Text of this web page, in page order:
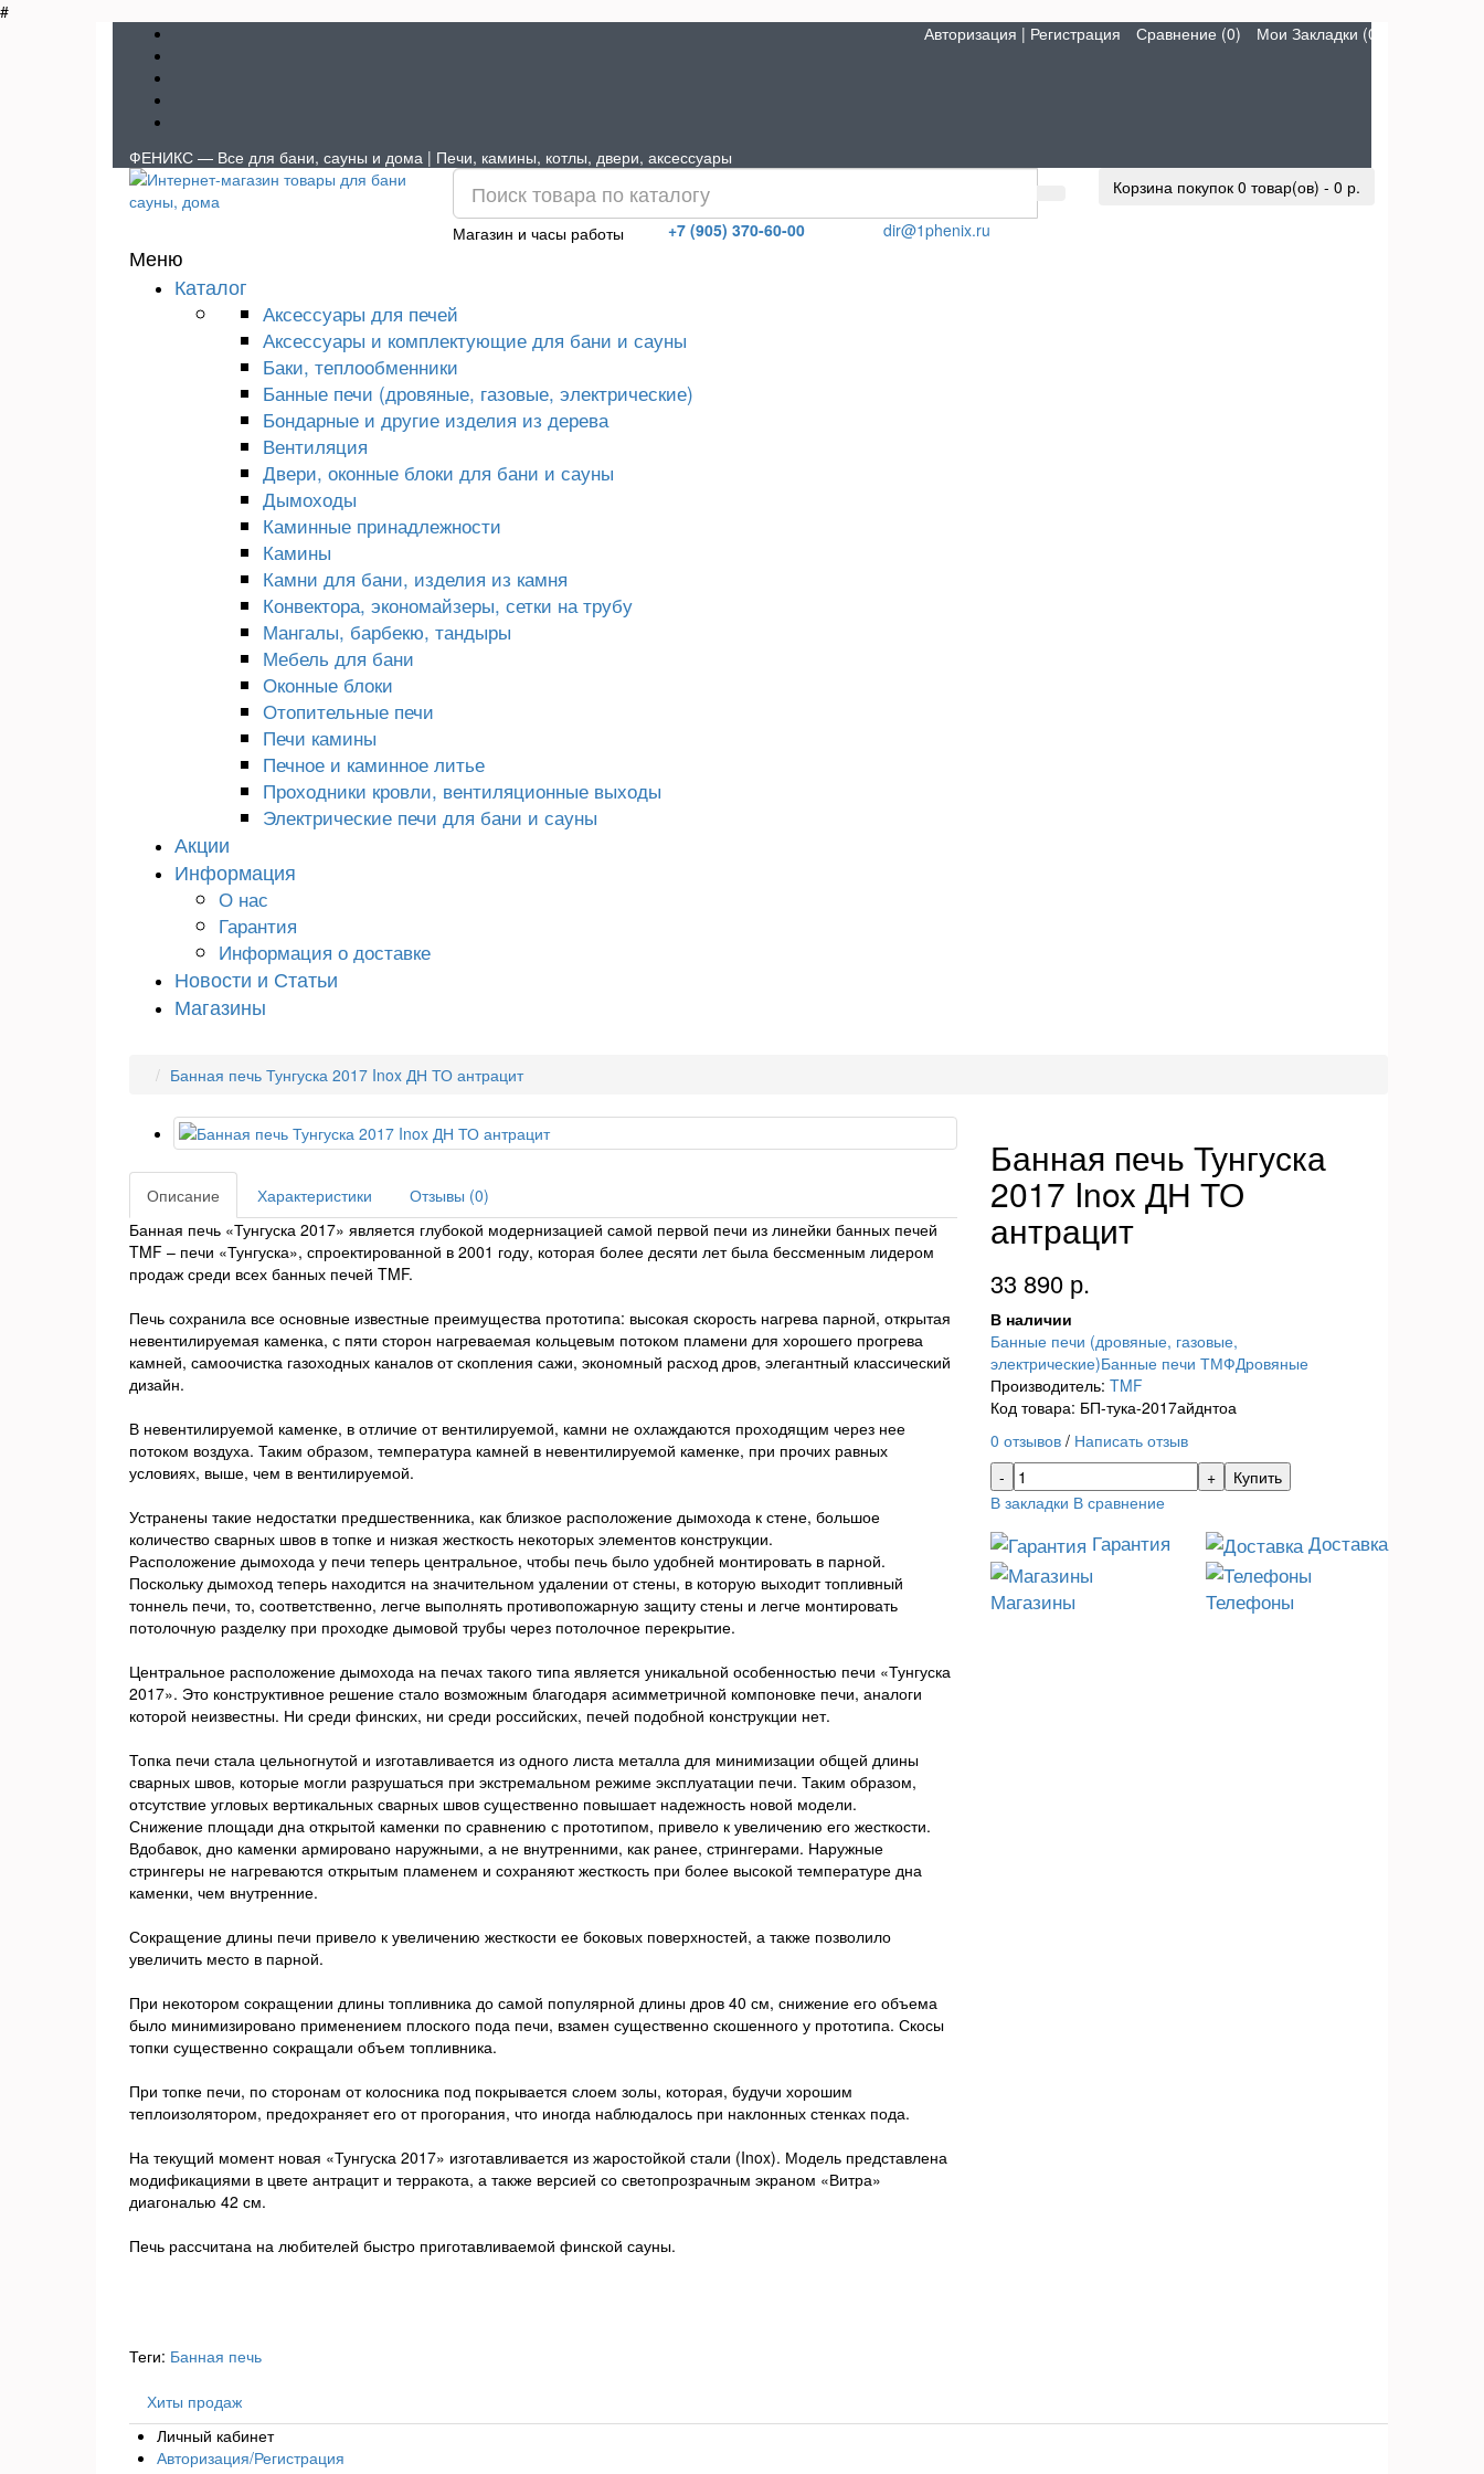
#
ФЕНИКС — Все для бани, сауны и дома | Печи, камины, котлы, двери, аксессуары
Авторизация | Регистрация Сравнение (0) Мои Закладки (0)
Магазин и часы работы +7 (905) 370-60-00 dir@1phenix.ru
Корзина покупок 0 товар(ов) - 0 р.
Меню
Каталог
Аксессуары для печей
Аксессуары и комплектующие для бани и сауны
Баки, теплообменники
Банные печи (дровяные, газовые, электрические)
Бондарные и другие изделия из дерева
Вентиляция
Двери, оконные блоки для бани и сауны
Дымоходы
Каминные принадлежности
Камины
Камни для бани, изделия из камня
Конвектора, экономайзеры, сетки на трубу
Мангалы, барбекю, тандыры
Мебель для бани
Оконные блоки
Отопительные печи
Печи камины
Печное и каминное литье
Проходники кровли, вeнтиляционные выходы
Электрические печи для бани и сауны
Акции
Информация
О нас
Гарантия
Информация о доставке
Новости и Статьи
Магазины
Банная печь Тунгуска 2017 Inox ДН ТО антрацит
Описание Характеристики
Отзывы (0)
Банная печь «Тунгуска 2017» является глубокой модернизацией самой первой печи из линейки банных печей
TMF – печи «Тунгуска», спроектированной в 2001 году, которая более десяти лет была бессменным лидером
продаж среди всех банных печей TMF.
Печь сохранила все основные известные преимущества прототипа: высокая скорость нагрева парной, открытая
невентилируемая каменка, с пяти сторон нагреваемая кольцевым потоком пламени для хорошего прогрева
камней, самоочистка газоходных каналов от скопления сажи, экономный расход дров, элегантный классический
дизайн.
В невентилируемой каменке, в отличие от вентилируемой, камни не охлаждаются проходящим через нее
потоком воздуха. Таким образом, температура камней в невентилируемой каменке, при прочих равных
условиях, выше, чем в вентилируемой.
Устранены такие недостатки предшественника, как близкое расположение дымохода к стене, большое
количество сварных швов в топке и низкая жесткость некоторых элементов конструкции.
Расположение дымохода у печи теперь центральное, чтобы печь было удобней монтировать в парной.
Поскольку дымоход теперь находится на значительном удалении от стены, в которую выходит топливный
тоннель печи, то, соответственно, легче выполнять противопожарную защиту стены и легче монтировать
потолочную разделку при проходке дымовой трубы через потолочное перекрытие.
Центральное расположение дымохода на печах такого типа является уникальной особенностью печи «Тунгуска
2017». Это конструктивное решение стало возможным благодаря асимметричной компоновке печи, аналоги
которой неизвестны. Ни среди финских, ни среди российских, печей подобной конструкции нет.
Топка печи стала цельногнутой и изготавливается из одного листа металла для минимизации общей длины
сварных швов, которые могли разрушаться при экстремальном режиме эксплуатации печи. Таким образом,
отсутствие угловых вертикальных сварных швов существенно повышает надежность новой модели.
Снижение площади дна открытой каменки по сравнению с прототипом, привело к увеличению его жесткости.
Вдобавок, дно каменки армировано наружными, а не внутренними, как ранее, стрингерами. Наружные
стрингеры не нагреваются открытым пламенем и сохраняют жесткость при более высокой температуре дна
каменки, чем внутренние.
Сокращение длины печи привело к увеличению жесткости ее боковых поверхностей, а также позволило
увеличить место в парной.
При некотором сокращении длины топливника до самой популярной длины дров 40 см, снижение его объема
было минимизировано применением плоского пода печи, взамен существенно скошенного у прототипа. Скосы
топки существенно сокращали объем топливника.
При топке печи, по сторонам от колосника под покрывается слоем золы, которая, будучи хорошим
теплоизолятором, предохраняет его от прогорания, что иногда наблюдалось при наклонных стенках пода.
На текущий момент новая «Тунгуска 2017» изготавливается из жаростойкой стали (Inox). Модель представлена
модификациями в цвете антрацит и терракота, а также версией со светопрозрачным экраном «Витра»
диагональю 42 см.
Печь рассчитана на любителей быстро приготавливаемой финской сауны.
Теги: Банная печь
Банная печь Тунгуска
2017 Inox ДН ТО
антрацит
33 890 р.
В наличии
Банные печи (дровяные, газовые,
электрические)Банные печи ТМФДровяные
Производитель: TMF
Код товара: БП-тука-2017айднтоа
0 отзывов / Написать отзыв
Купить
В закладки В сравнение
Гарантия Доставка
Магазины Телефоны
Хиты продаж
Личный кабинет
Авторизация/Регистрация